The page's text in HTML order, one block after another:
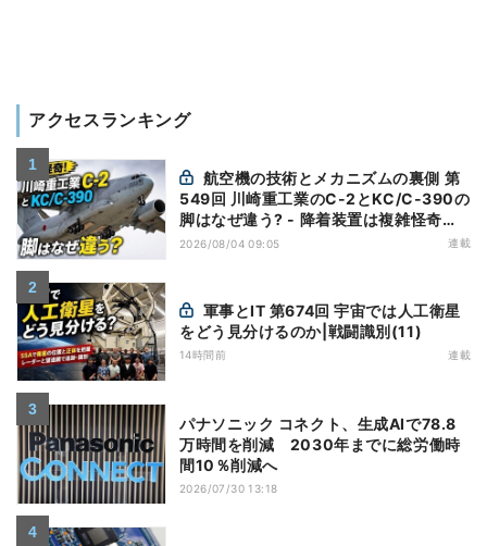
アクセスランキング
549回 川崎重工業のC-2とKC/C-390の
脚はなぜ違う? - 降着装置は複雑怪奇
(5)|軍用輸送機(10)
2026/08/04 09:05 連載
をどう見分けるのか|戦闘識別(11)
14時間前 連載
パナソニック コネクト、生成AIで78.8
万時間を削減 2030年までに総労働時
間10％削減へ
2026/07/30 13:18